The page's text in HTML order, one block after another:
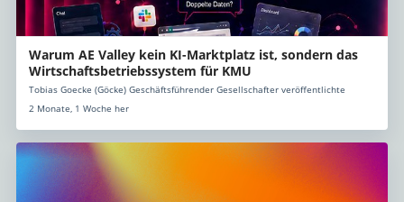
Warum AE Valley kein KI-Marktplatz ist, sondern das
Wirtschaftsbetriebssystem für KMU
Tobias Goecke (Göcke) Geschäftsführender Gesellschafter veröffentlichte
2 Monate, 1 Woche her